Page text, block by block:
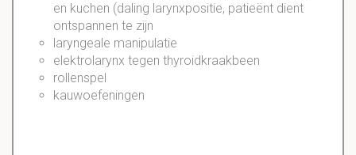
en kuchen (daling larynxpositie, patieënt dient
ontspannen te zijn
laryngeale manipulatie
elektrolarynx tegen thyroidkraakbeen
rollenspel
kauwoefeningen